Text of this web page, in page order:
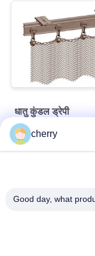
धातु कुंडल ड्रेपी
आंतरिक विभाजन के लिए तांबे
cherry
Good day, what